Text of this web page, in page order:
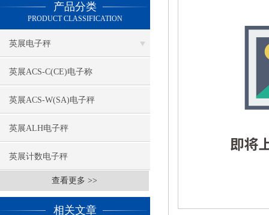
产品分类
PRODUCT CLASSIFICATION
英展电子秤
英展ACS-C(CE)电子称
英展ACS-W(SA)电子秤
英展ALH电子秤
英展计数电子秤
查看更多 >>
相关文章